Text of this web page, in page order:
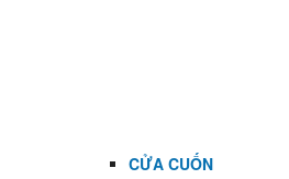
CỬA CUỐN